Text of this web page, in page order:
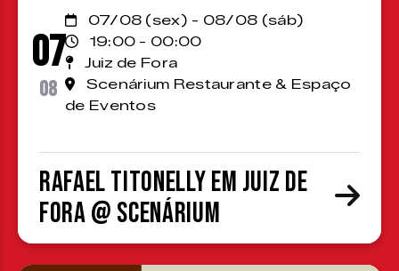
07
08
07/08 (sex) - 08/08 (sáb)
19:00 - 00:00
Juiz de Fora
Scenárium Restaurante & Espaço
de Eventos
Rafael Titonelly em Juiz de
Fora @ Scenárium